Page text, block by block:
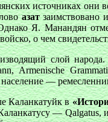
источниках они
азатзаимствовано
Я. Манандян
о чем
слой народа.
Armenische
—
Каланкатуйк в
—